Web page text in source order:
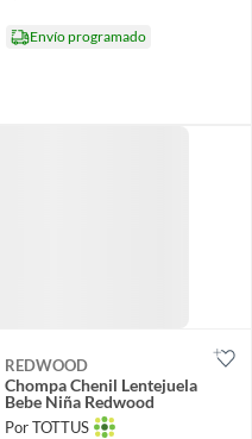
Envío programado
REDWOOD
Chompa Chenil Lentejuela
Bebe Niña Redwood
Por TOTTUS